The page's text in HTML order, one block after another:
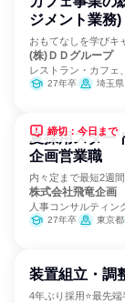
ジメント業務)
おもてなしを学びキ
(株)ＤＤグループ
レストラン・カフェ
27年卒 埼玉県、東京都、神
締切：今日まで
夏採用スター
企画営業職
内々定まで最短2週
株式会社飛竜企画
人事コンサルティン
27年卒 東京都
装置組立・調
4年ぶり採用⭐最先